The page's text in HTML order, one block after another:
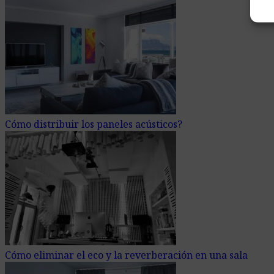
Cómo distribuir los paneles acústicos?
Cómo eliminar el eco y la reverberación en una sala